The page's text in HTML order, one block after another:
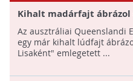
Kihalt madárfajt ábrázol
festmény
Az ausztráliai Queenslandi
egy már kihalt lúdfajt
Lisaként" emlegetett ...